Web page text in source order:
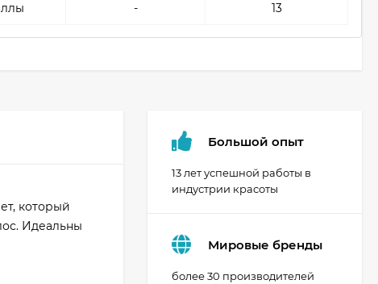
- 13
который
Идеальны
Большой опыт
13 лет успешной работы в
индустрии красоты
Мировые бренды
более 30 производителей